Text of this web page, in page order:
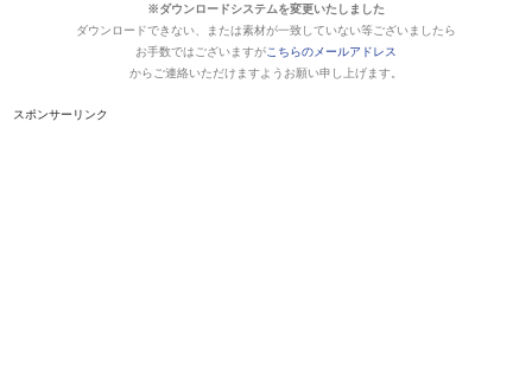
※ダウンロードシステムを変更いたしました
ダウンロードできない、または素材が一致していない等ございましたら
お手数ではございますがこちらのメールアドレス
からご連絡いただけますようお願い申し上げます。
スポンサーリンク